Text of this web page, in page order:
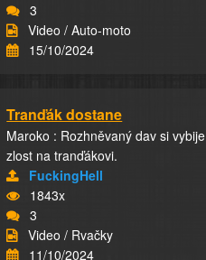
3
Video / Auto-moto
15/10/2024
Tranďák dostane
Maroko : Rozhněvaný dav si vybije
zlost na tranďákovi.
FuckingHell
1843x
3
Video / Rvačky
11/10/2024